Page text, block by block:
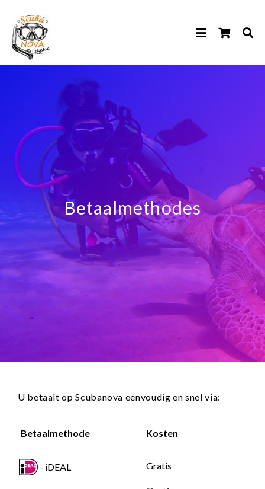
Betaalmethodes
U betaalt op Scubanova eenvoudig en snel via:
Betaalmethode Kosten
- iDEAL Gratis